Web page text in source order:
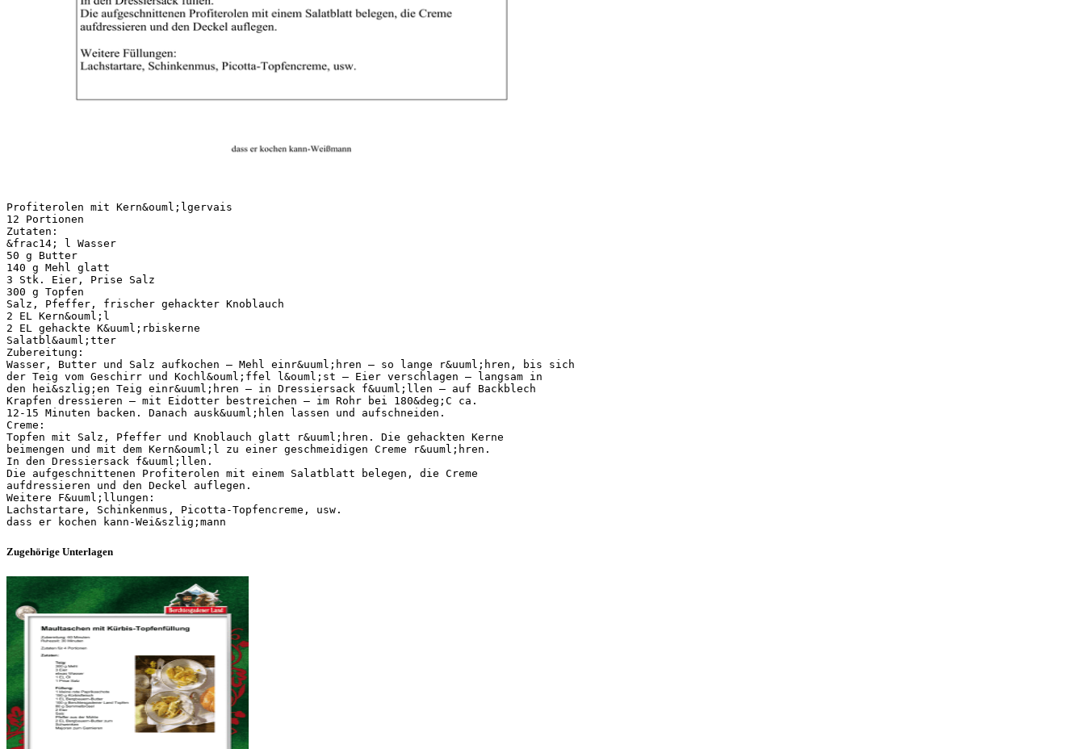
Profiterolen mit Kern&ouml;lgervais
12 Portionen
Zutaten:
&frac14; l Wasser
50 g Butter
140 g Mehl glatt
3 Stk. Eier, Prise Salz
300 g Topfen
Salz, Pfeffer, frischer gehackter Knoblauch
2 EL Kern&ouml;l
2 EL gehackte K&uuml;rbiskerne
Salatbl&auml;tter
Zubereitung:
Wasser, Butter und Salz aufkochen – Mehl einr&uuml;hren – so lange r&uuml;hren, bis sich
der Teig vom Geschirr und Kochl&ouml;ffel l&ouml;st – Eier verschlagen – langsam in
den hei&szlig;en Teig einr&uuml;hren – in Dressiersack f&uuml;llen – auf Backblech
Krapfen dressieren – mit Eidotter bestreichen – im Rohr bei 180&deg;C ca.
12-15 Minuten backen. Danach ausk&uuml;hlen lassen und aufschneiden.
Creme:
Topfen mit Salz, Pfeffer und Knoblauch glatt r&uuml;hren. Die gehackten Kerne
beimengen und mit dem Kern&ouml;l zu einer geschmeidigen Creme r&uuml;hren.
In den Dressiersack f&uuml;llen.
Die aufgeschnittenen Profiterolen mit einem Salatblatt belegen, die Creme
aufdressieren und den Deckel auflegen.
Weitere F&uuml;llungen:
Lachstartare, Schinkenmus, Picotta-Topfencreme, usw.
Zugehörige Unterlagen